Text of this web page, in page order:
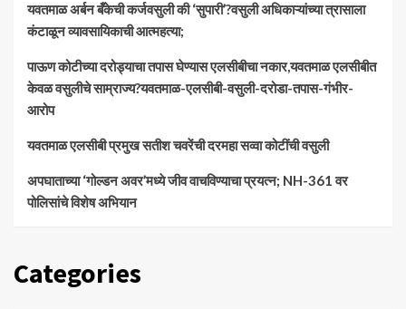
​यवतमाळ अर्बन बँकेची कर्जवसुली की ‘सुपारी’?वसुली अधिकाऱ्यांच्या त्रासाला
कंटाळून व्यावसायिकाची आत्महत्या;
पाऊण कोटीच्या दरोड्याचा तपास घेण्यास एलसीबीचा नकार,यवतमाळ एलसीबीत
केवळ वसुलीचे साम्राज्य?यवतमाळ-एलसीबी-वसुली-दरोडा-तपास-गंभीर-
आरोप
यवतमाळ एलसीबी प्रमुख सतीश चवरेंची दरमहा सव्वा कोटींची वसुली
अपघाताच्या ‘गोल्डन अवर’मध्ये जीव वाचविण्याचा प्रयत्न; NH-361 वर
पोलिसांचे विशेष अभियान
Categories